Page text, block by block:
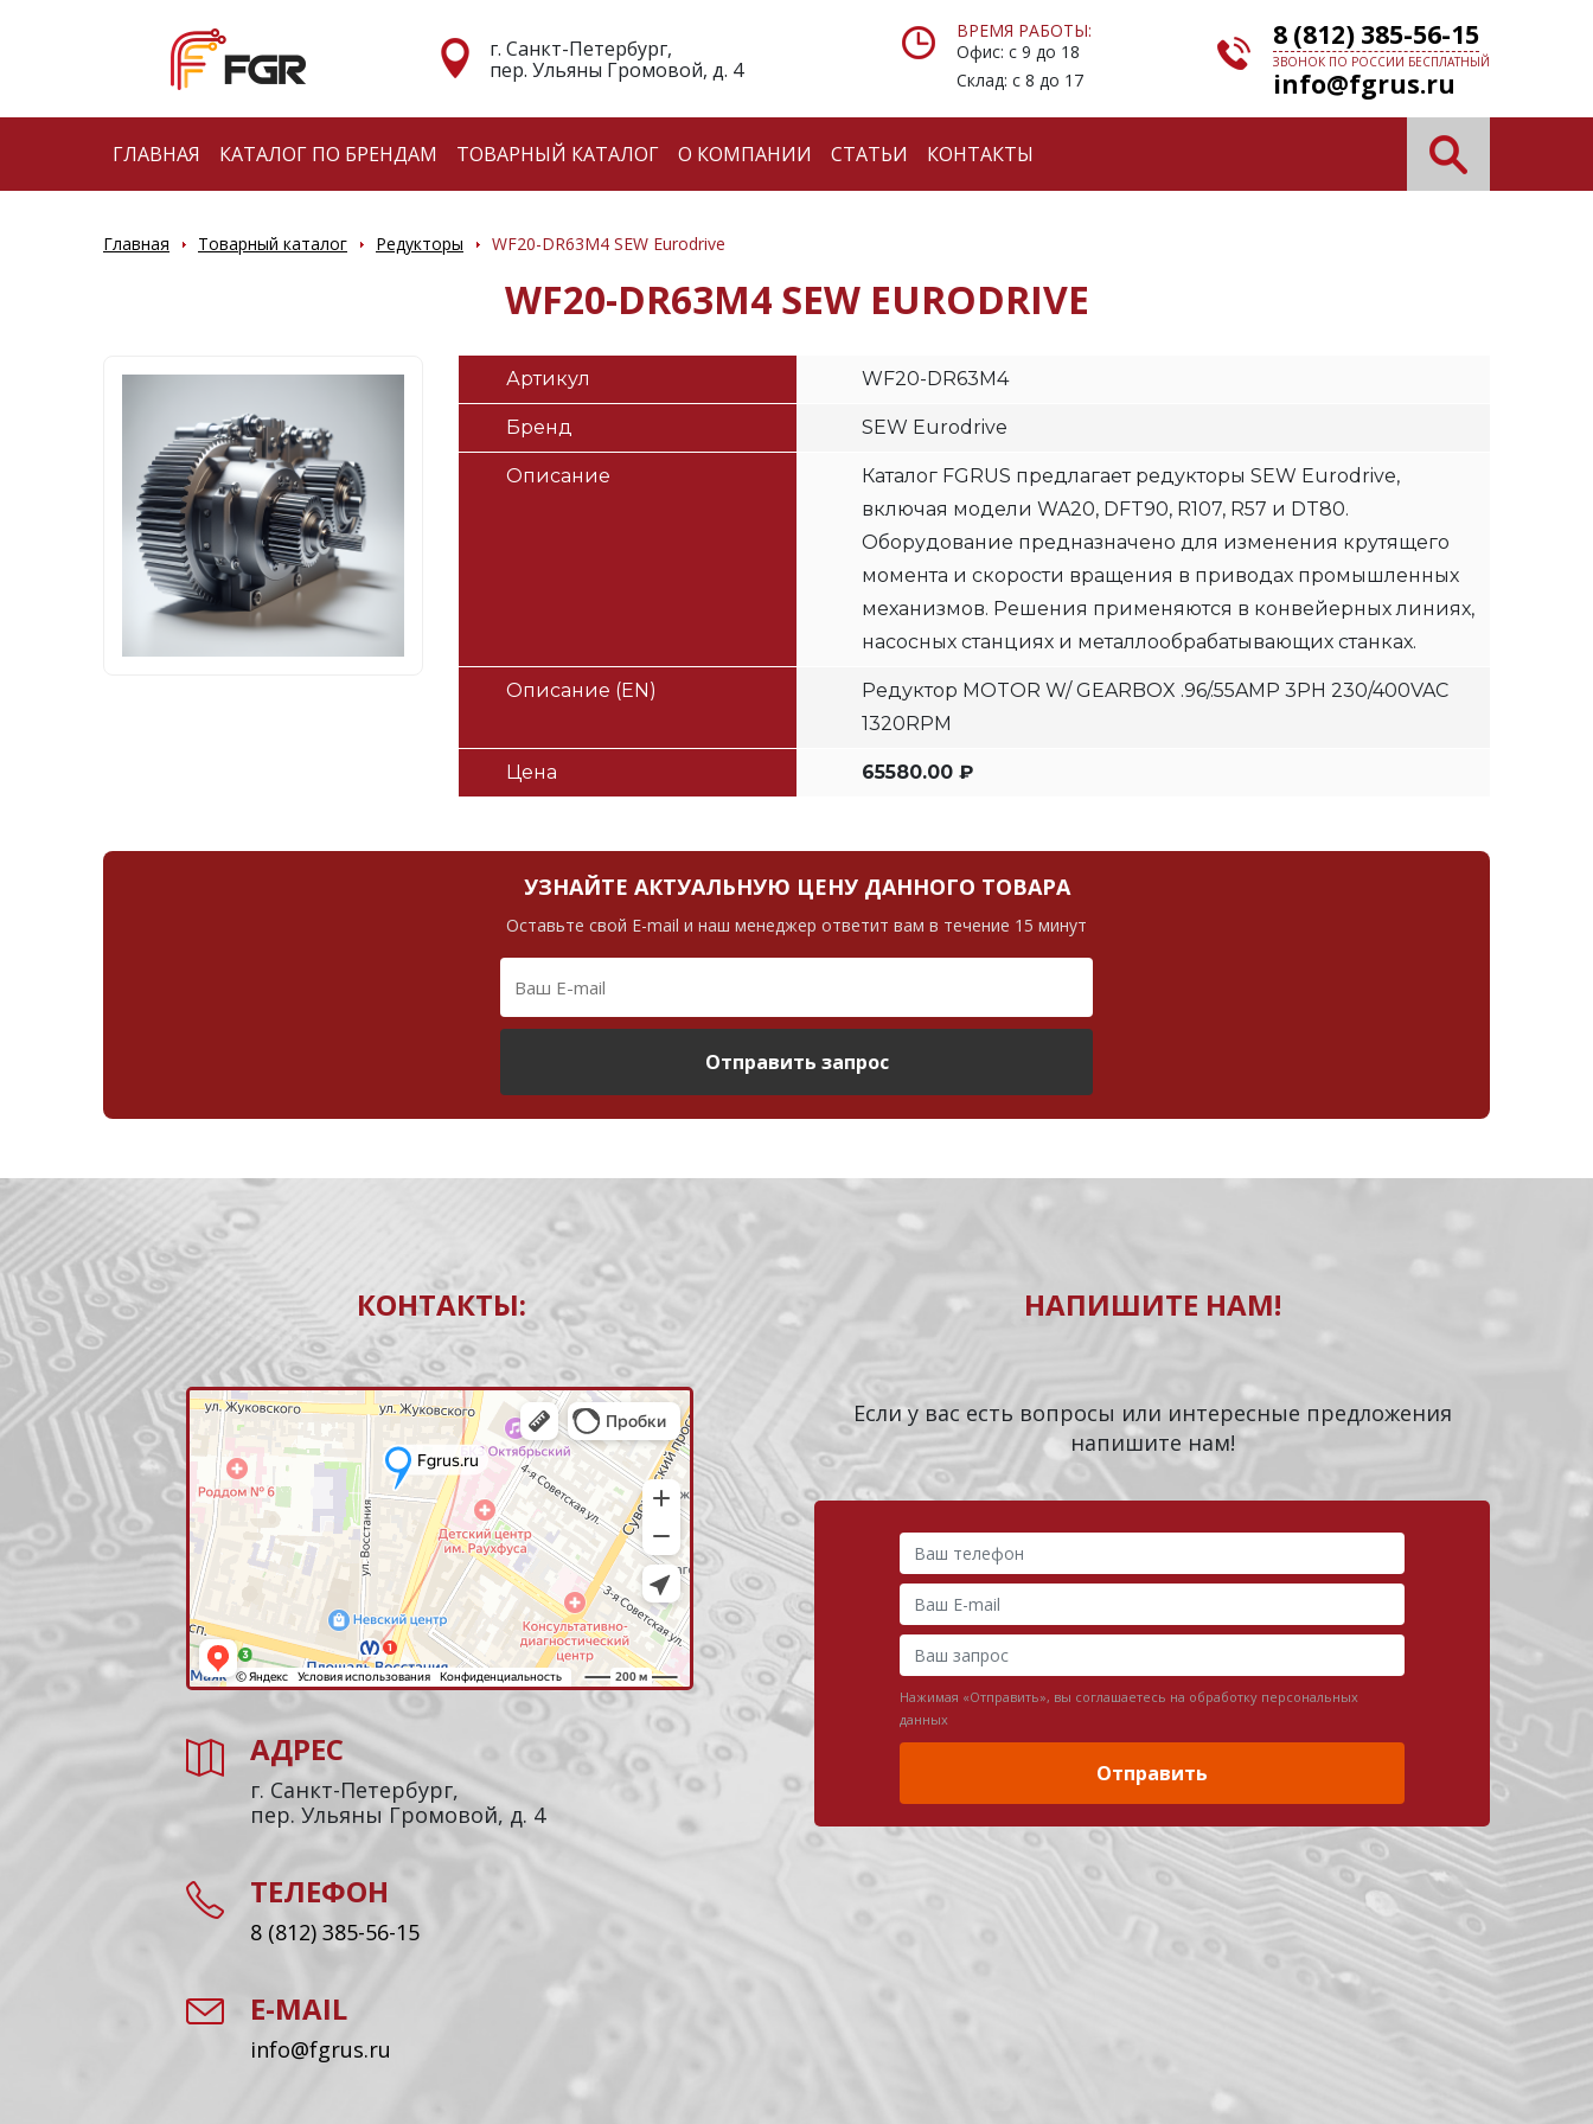
г. Санкт-Петербург,
пер. Ульяны Громовой, д. 4
ВРЕМЯ РАБОТЫ:
Офис: с 9 до 18
Склад: с 8 до 17
8 (812) 385-56-15
ЗВОНОК ПО РОССИИ БЕСПЛАТНЫЙ
info@fgrus.ru
ГЛАВНАЯ КАТАЛОГ ПО БРЕНДАМ ТОВАРНЫЙ КАТАЛОГ О КОМПАНИИ СТАТЬИ КОНТАКТЫ
Главная Товарный каталог Редукторы WF20-DR63M4 SEW Eurodrive
WF20-DR63M4 SEW EURODRIVE
Артикул WF20-DR63M4
Бренд SEW Eurodrive
Описание
Каталог FGRUS предлагает редукторы SEW Eurodrive,
включая модели WA20, DFT90, R107, R57 и DT80.
Оборудование предназначено для изменения крутящего
момента и скорости вращения в приводах промышленных
механизмов. Решения применяются в конвейерных линиях,
насосных станциях и металлообрабатывающих станках.
Описание (EN)
Редуктор MOTOR W/ GEARBOX .96/.55AMP 3PH 230/400VAC
1320RPM
Цена 65580.00 ₽
УЗНАЙТЕ АКТУАЛЬНУЮ ЦЕНУ ДАННОГО ТОВАРА
Оставьте свой E-mail и наш менеджер ответит вам в течение 15 минут
Отправить запрос
КОНТАКТЫ:
АДРЕС
г. Санкт-Петербург,
пер. Ульяны Громовой, д. 4
ТЕЛЕФОН
8 (812) 385-56-15
E-MAIL
info@fgrus.ru
НАПИШИТЕ НАМ!
Если у вас есть вопросы или интересные предложения
напишите нам!
Нажимая «Отправить», вы соглашаетесь на обработку персональных
данных
Отправить